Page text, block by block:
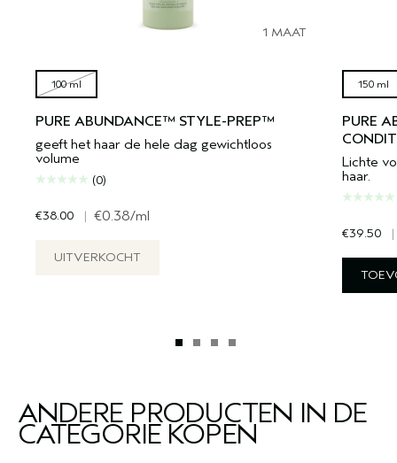
1 MAAT
100 ml
PURE ABUNDANCE™ STYLE-PREP™
geeft het haar de hele dag gewichtloos
volume
(0)
€38.00 | €0.38/ml
UITVERKOCHT
150 ml
PURE
Lichte
haar.
€39.50 |
ANDERE PRODUCTEN IN DE
CATEGORIE KOPEN